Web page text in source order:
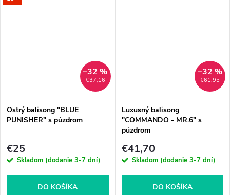
€37,16
–32 %
Ostrý balisong "BLUE
PUNISHER" s púzdrom
€25
Skladom (dodanie 3-7 dní)
DO KOŠÍKA
€61,95
–32 %
Luxusný balisong
"COMMANDO - MR.6" s
púzdrom
€41,70
Skladom (dodanie 3-7 dní)
DO KOŠÍKA